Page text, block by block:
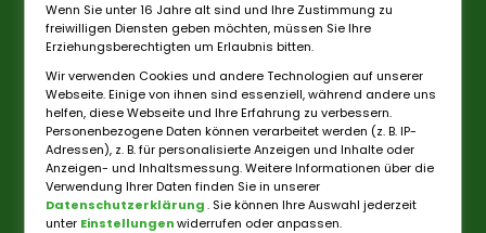
Wenn Sie unter 16 Jahre alt sind und Ihre Zustimmung zu
freiwilligen Diensten geben möchten, müssen Sie Ihre
Erziehungsberechtigten um Erlaubnis bitten.
Wir verwenden Cookies und andere Technologien auf unserer
Webseite. Einige von ihnen sind essenziell, während andere uns
helfen, diese Webseite und Ihre Erfahrung zu verbessern.
Personenbezogene Daten können verarbeitet werden (z. B. IP-
Adressen), z. B. für personalisierte Anzeigen und Inhalte oder
Anzeigen- und Inhaltsmessung. Weitere Informationen über die
Verwendung Ihrer Daten finden Sie in unserer
Datenschutzerklärung. Sie können Ihre Auswahl jederzeit
unter Einstellungenwiderrufen oder anpassen.